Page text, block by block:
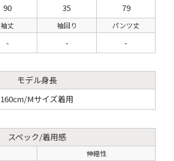
90 35 79
袖丈 袖回り パンツ丈
- - -
モデル身長
160cm/Mサイズ着用
スペック/着用感
伸縮性